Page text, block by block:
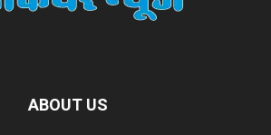
ABOUT US